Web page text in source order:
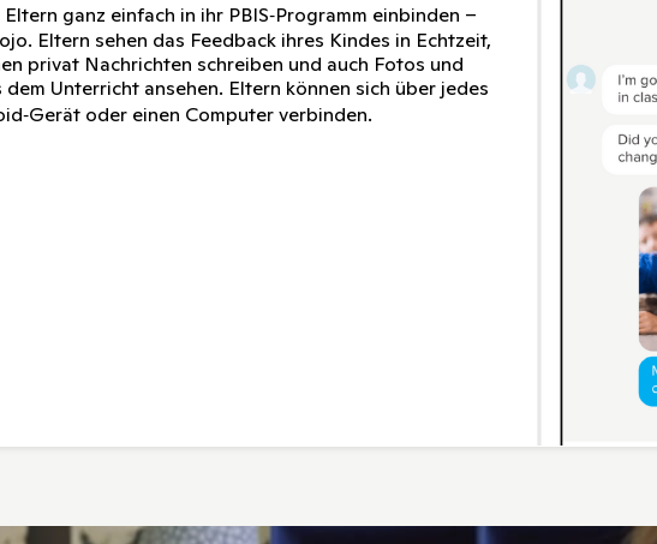
Eltern ganz einfach in ihr PBIS‑Programm einbinden –
Eltern sehen das Feedback ihres Kindes in Echtzeit,
privat Nachrichten schreiben und auch Fotos und
dem Unterricht ansehen. Eltern können sich über jedes
oder einen Computer verbinden.